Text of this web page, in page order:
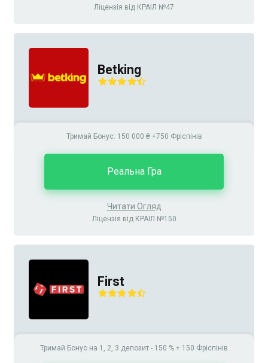
Ліцензія від КРАІЛ №47
Betking
Тримай Бонус: 150 000 ₴ +750 Фріспінів
Читати Огляд
Ліцензія від КРАІЛ №150
Реальна Гра
First
Тримай Бонус на 1, 2, 3 депозит - 150 % + 150 Фріспінів